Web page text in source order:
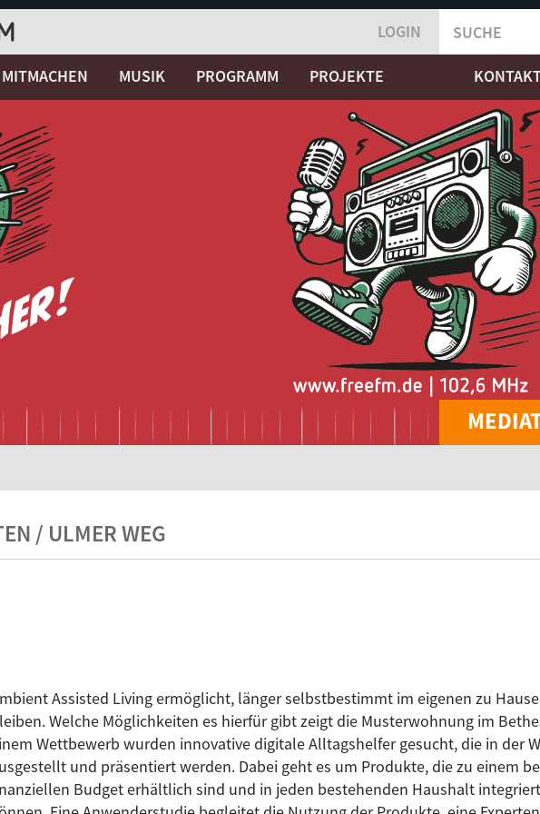
LOGIN SUCHE
MITMACHEN MUSIK PROGRAMM PROJEKTE
/ ULMER WEG
Assisted Living ermöglicht, länger selbstbestimmt im eigenen zu
Welche Möglichkeiten es hierfür gibt zeigt die Musterwohnung im
Wettbewerb wurden innovative digitale Alltagshelfer gesucht, die in der
und präsentiert werden. Dabei geht es um Produkte, die zu einem
Budget erhältlich sind und in jeden bestehenden Haushalt